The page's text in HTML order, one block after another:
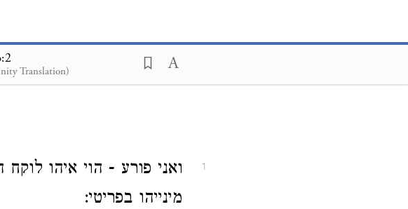
Translation)
1
ואני פורע - הוי איהו
מינייהו בפריטי: